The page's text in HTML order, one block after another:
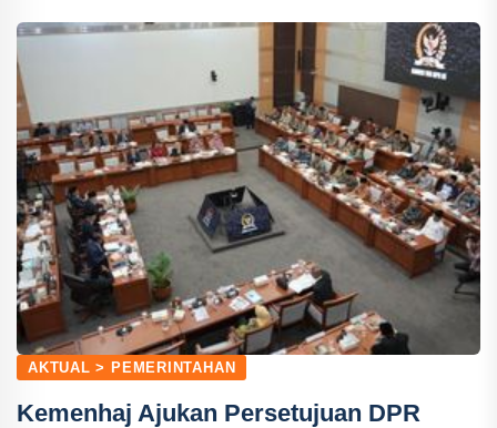
AKTUAL > PEMERINTAHAN
Kemenhaj Ajukan Persetujuan DPR